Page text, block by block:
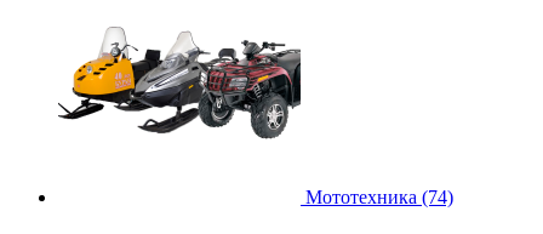
Мототехника (74)